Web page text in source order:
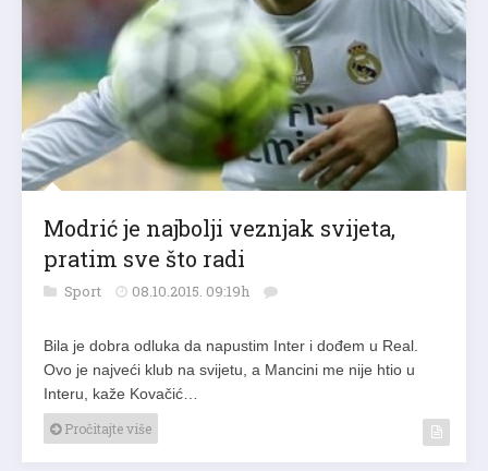
Modrić je najbolji veznjak svijeta,
pratim sve što radi
Sport 08.10.2015. 09:19h
Bila je dobra odluka da napustim Inter i dođem u Real.
Ovo je najveći klub na svijetu, a Mancini me nije htio u
Interu, kaže Kovačić…
Pročitajte više